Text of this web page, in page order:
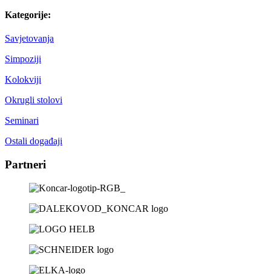
Kategorije:
Savjetovanja
Simpoziji
Kolokviji
Okrugli stolovi
Seminari
Ostali događaji
Partneri